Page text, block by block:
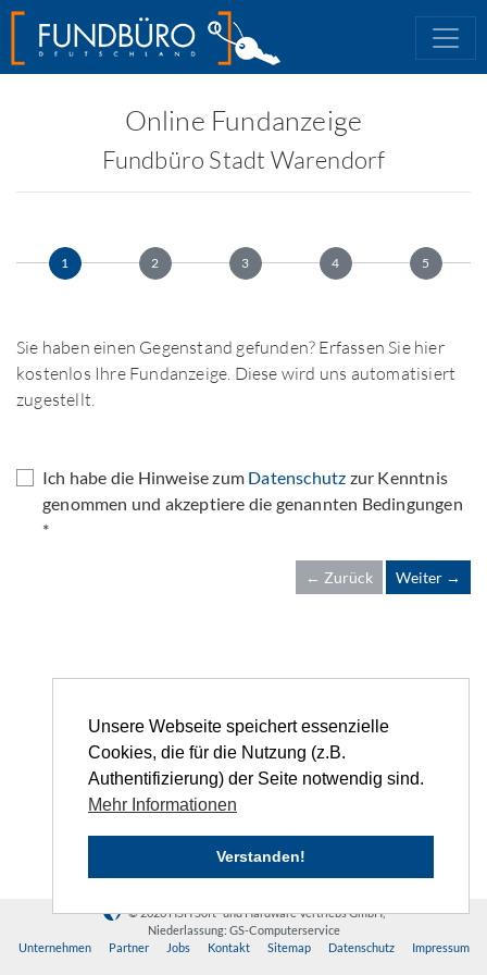
Unsere Webseite speichert essenzielle
Cookies, die für die Nutzung (z.B.
Authentifizierung) der Seite notwendig sind.
Mehr Informationen
Verstanden!
Online Fundanzeige
Fundbüro Stadt Warendorf
1 2 3 4 5
Sie haben einen Gegenstand gefunden? Erfassen Sie hier
kostenlos Ihre Fundanzeige. Diese wird uns automatisiert
zugestellt.
Ich habe die Hinweise zum Datenschutz zur Kenntnis
genommen und akzeptiere die genannten Bedingungen
*
← Zurück Weiter →
© 2026 HSH Soft- und Hardware Vertriebs GmbH,
Niederlassung: GS-Computerservice
Unternehmen
Partner Jobs Kontakt Sitemap Datenschutz Impressum